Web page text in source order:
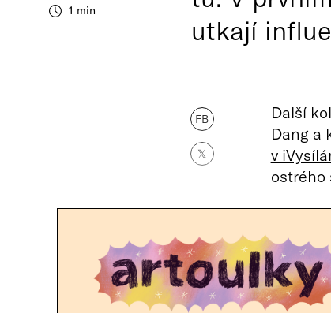
1 min
utkají
FB
𝕏
Další
Dang a
v
ostrého